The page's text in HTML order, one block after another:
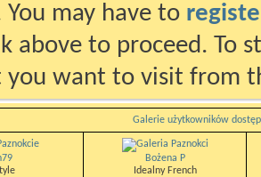
may have to
above to proceed. To
want to visit from
Galerie użytkowników
Bożena P
Idealny French